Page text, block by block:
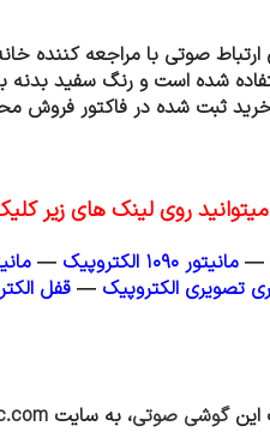
ارتباط صوتی با مراجعه کننده
شده است و رنگ سفید
ثبت شده در فاکتور فروش
روی لینک های زیر
— مانیتور ۱۰۹۰ الکتروپیک — مانیتور
تصویری الکتروپیک — قفل
اینگوشی صوتی، به سایت